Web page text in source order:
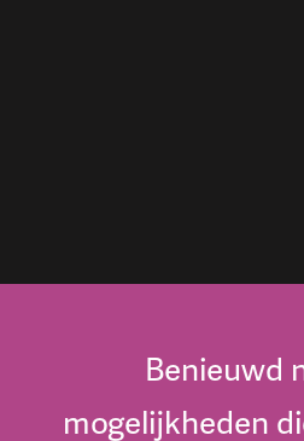
Benieuwd
mogelijkheden